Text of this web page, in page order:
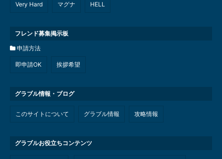
Very Hard マグナ HELL
フレンド募集掲示板
申請方法
即申請OK 挨拶希望
グラブル情報・ブログ
このサイトについて グラブル情報 攻略情報
グラブルお役立ちコンテンツ